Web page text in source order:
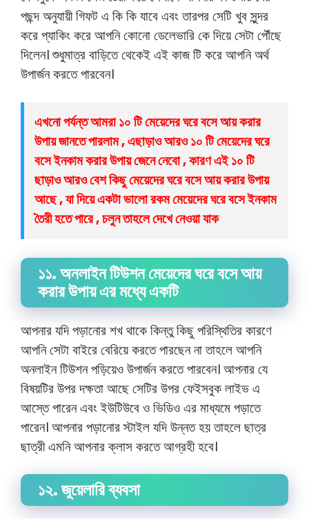
পছন্দ অনুযায়ী গিফট এ কি কি যাবে এবং তারপর সেটি খুব সুন্দর
করে প্যাকিং করে আপনি কোনো ডেলেভারি কে দিয়ে সেটা পৌঁছে
দিলেন। শুধুমাত্র বাড়িতে থেকেই এই কাজ টি করে আপনি অর্থ
উপার্জন করতে পারবেন।
এখনো পর্যন্ত আমরা ১০ টি মেয়েদের ঘরে বসে আয় করার
উপায় জানতে পারলাম , এছাড়াও আরও ১০ টি মেয়েদের ঘরে
বসে ইনকাম করার উপায় জেনে নেবো , কারণ এই ১০ টি
ছাড়াও আরও বেশ কিছুমেয়েদের ঘরে বসে আয় করার উপায়
আছে , যা দিয়ে একটা ভালো রকম মেয়েদের ঘরে বসে ইনকাম
তৈরী হতে পারে , চলুন তাহলে দেখে নেওয়া যাক
১১. অনলাইন টিউশন মেয়েদের ঘরে বসে আয়
করার উপায় এর মধ্যে একটি
আপনার যদি পড়ানোর শখ থাকে কিন্তু কিছু পরিস্থিতির কারণে
আপনি সেটা বাইরে বেরিয়ে করতে পারছেন না তাহলে আপনি
অনলাইন টিউশন পড়িয়েও উপার্জন করতে পারবেন। আপনার যে
বিষয়টির উপর দক্ষতা আছে সেটির উপর ফেইসবুক লাইভ এ
আস্তে পারেন এবং ইউটিউবে ও ভিডিও এর মাধ্যমে পড়াতে
পারেন। আপনার পড়ানোর স্টাইল যদি উন্নত হয় তাহলে ছাত্র
ছাত্রী এমনি আপনার ক্লাস করতে আগ্রহী হবে।
১২. জুয়েলারি ব্যবসা